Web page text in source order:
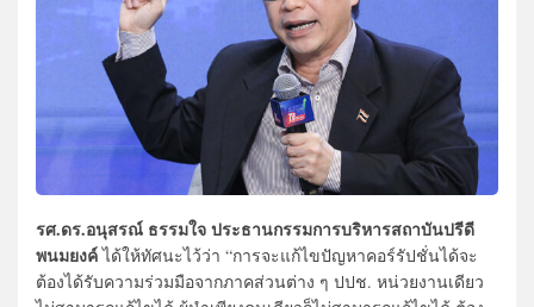
รศ.ดร.อนุสรณ์ ธรรมใจ ประธานกรรมการบริหารสถาบันปรีดี
พนมยงค์ได้ให้ทัศนะไว้ว่า “การจะแก้ไขปัญหาคอร์รัปชั่นได้จะ
ต้องได้รับความร่วมมือจากภาคส่วนต่าง ๆ ปปช. หน่วยงานเดียว